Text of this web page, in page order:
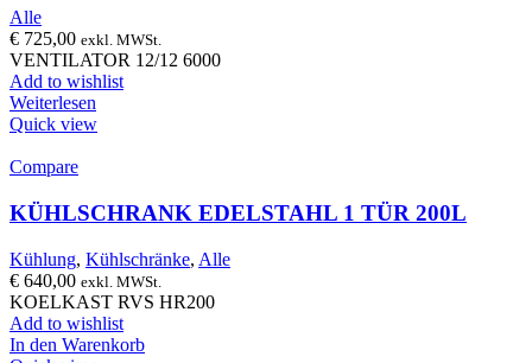
Alle
€ 725,00 exkl. MWSt.
VENTILATOR 12/12 6000
Add to wishlist
Weiterlesen
Quick view
Compare
KÜHLSCHRANK EDELSTAHL 1 TÜR 200L
Kühlung, Kühlschränke, Alle
€ 640,00 exkl. MWSt.
KOELKAST RVS HR200
Add to wishlist
In den Warenkorb